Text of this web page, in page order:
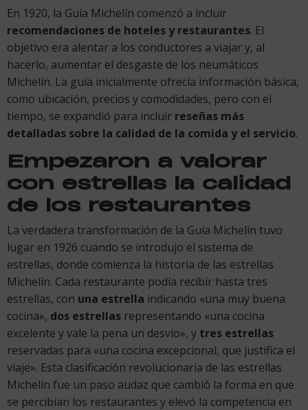
En 1920, la Guía Michelín comenzó a incluir
recomendaciones de hoteles y restaurantes. El
objetivo era alentar a los conductores a viajar y, al
hacerlo, aumentar el desgaste de los neumáticos
Michelín. La guía inicialmente ofrecía información básica,
como ubicación, precios y comodidades, pero con el
tiempo, se expandió para incluir reseñas más
detalladas sobre la calidad de la comida y el servicio.
Empezaron a valorar
con estrellas la calidad
de los restaurantes
La verdadera transformación de la Guía Michelín tuvo
lugar en 1926 cuando se introdujo el sistema de
estrellas, donde comienza la historia de las estrellas
Michelín. Cada restaurante podía recibir hasta tres
estrellas, con una estrella indicando «una muy buena
cocina», dos estrellas representando «una cocina
excelente y vale la pena un desvío», y tres estrellas
reservadas para «una cocina excepcional, que justifica el
viaje». Esta clasificación revolucionaria de las estrellas
Michelín fue un paso audaz que cambió la forma en que
se percibían los restaurantes y elevó la competencia en